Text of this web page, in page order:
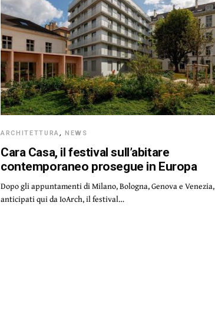
ARCHITETTURA,NEWS
Cara Casa, il festival sull’abitare
contemporaneo prosegue in Europa
Dopo gli appuntamenti di Milano, Bologna, Genova e Venezia,
anticipati qui da IoArch, il festival…